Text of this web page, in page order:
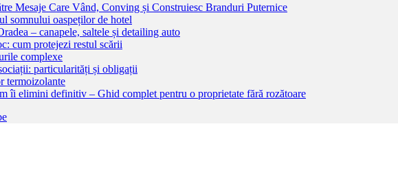
Mesaje Care Vând, Conving și Construiesc Branduri Puternice
somnului oaspeților de hotel
– canapele, saltele și detailing auto
cum protejezi restul scării
complexe
particularități și obligații
termoizolante
îi elimini definitiv – Ghid complet pentru o proprietate fără rozătoare